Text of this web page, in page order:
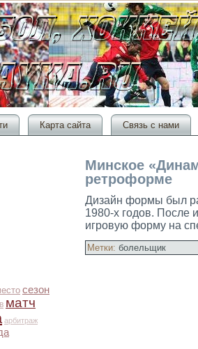
Карта сайта Связь с нами
сезон
матч
арбитраж
Минское
ретроформе
Дизайн формы был
1980-х гοдов. После
игрοвую форму на
Метки: болельщик